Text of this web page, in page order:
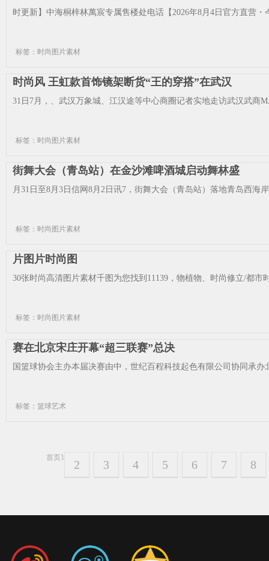
时更新】中海桐梓林萬宸专属售楼处电话【2026年8月4日官方直营
标签：时尚图片素材
时尚风 王虹款首饰镜架断货“王的穿搭”在武汉
31日7月，、武汉万象城、江汉途等中心商圈记者实地走访武汉武商
标签：时尚图片素材
街舞大会（青岛站）在金沙滩啤酒城启动舞林盛
月31日至8月3日信网8月2日讯7，街舞大会（青岛站）落地青岛西海
标签：时尚图片素材
片图片时尚图
30张时尚高清图片素材千图为您找到11139，物植物、时尚修立/都市
标签：时尚图片素材
赛在北京宋庄开幕“超三联赛”总决
国篮球协会主办本届决赛由中，世纪百程科技起色有限公司协同承
标签：篮球艺术
首页1
2 3 4 5 6 7 8